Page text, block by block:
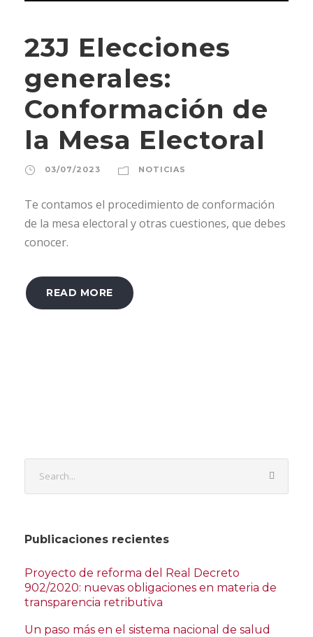
23J Elecciones
generales:
Conformación de
la Mesa Electoral
03/07/2023 NOTICIAS
Te contamos el procedimiento de conformación
de la mesa electoral y otras cuestiones, que debes
conocer.
READ MORE
Publicaciones recientes
Proyecto de reforma del Real Decreto
902/2020: nuevas obligaciones en materia de
transparencia retributiva
Un paso más en el sistema nacional de salud